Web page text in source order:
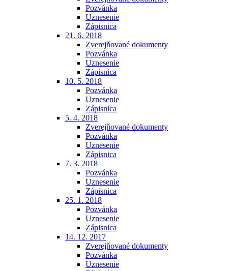
Pozvánka
Uznesenie
Zápisnica
21. 6. 2018
Zverejňované dokumenty
Pozvánka
Uznesenie
Zápisnica
10. 5. 2018
Pozvánka
Uznesenie
Zápisnica
5. 4. 2018
Zverejňované dokumenty
Pozvánka
Uznesenie
Zápisnica
7. 3. 2018
Pozvánka
Uznesenie
Zápisnica
25. 1. 2018
Pozvánka
Uznesenie
Zápisnica
14. 12. 2017
Zverejňované dokumenty
Pozvánka
Uznesenie